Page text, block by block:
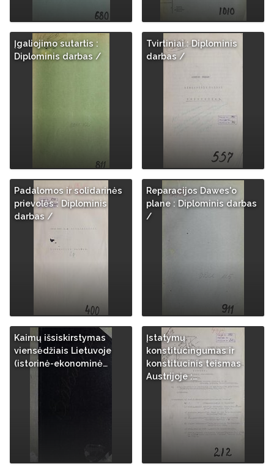
Įgaliojimo sutartis :
Diplominis darbas /
Tvirtiniai : Diplominis
darbas /
Padalomos ir solidarinės
prievolės : Diplominis
darbas /
Reparacijos Dawes'o
plane : Diplominis darbas
/
Kaimų išsiskirstymas
viensėdžiais Lietuvoje
(istorinė-ekonominė…
Įstatymų
konstitucingumas ir
konstitucinis teismas
Austrijoje :…